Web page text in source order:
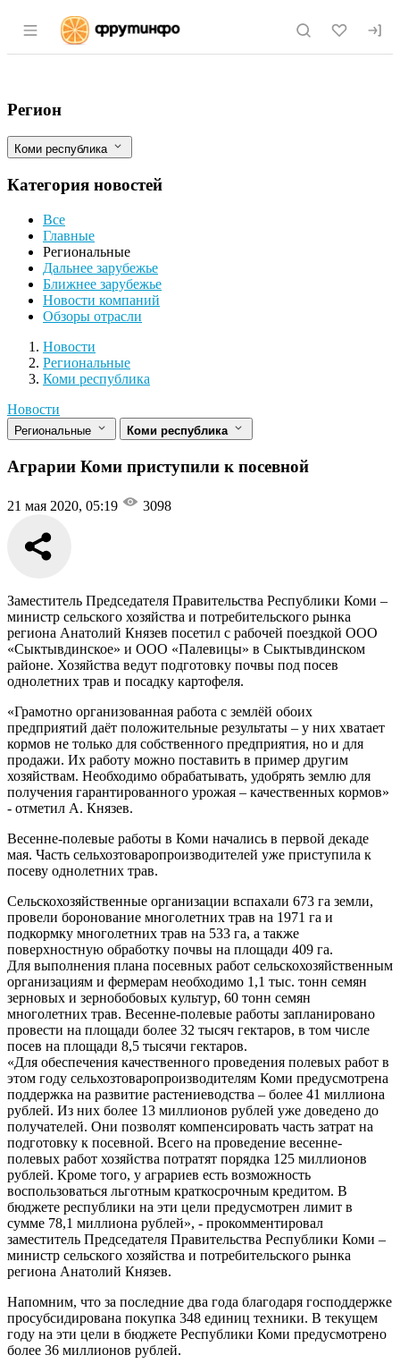
Раздел навигации по сайту fruitinfo.ru
Аграрии Коми приступили к посевной
Фильтры
Регион
Коми республика
Категория новостей
Все
Главные
Региональные
Дальнее зарубежье
Ближнее зарубежье
Новости компаний
Обзоры отрасли
Новости
Разделы
Новости
Региональные
Коми республика
Новости
Региональные Коми республика
Аграрии Коми приступили к посевной
21 мая 2020, 05:19 3098
Заместитель Председателя Правительства Республики Коми –
министр сельского хозяйства и потребительского рынка
региона Анатолий Князев посетил с рабочей поездкой ООО
«Сыктывдинское» и ООО «Палевицы» в Сыктывдинском
районе. Хозяйства ведут подготовку почвы под посев
однолетних трав и посадку картофеля.
«Грамотно организованная работа с землёй обоих
предприятий даёт положительные результаты – у них хватает
кормов не только для собственного предприятия, но и для
продажи. Их работу можно поставить в пример другим
хозяйствам. Необходимо обрабатывать, удобрять землю для
получения гарантированного урожая – качественных кормов»
- отметил А. Князев.
Весенне-полевые работы в Коми начались в первой декаде
мая. Часть сельхозтоваропроизводителей уже приступила к
посеву однолетних трав.
Сельскохозяйственные организации вспахали 673 га земли,
провели боронование многолетних трав на 1971 га и
подкормку многолетних трав на 533 га, а также
поверхностную обработку почвы на площади 409 га.
Для выполнения плана посевных работ сельскохозяйственным
организациям и фермерам необходимо 1,1 тыс. тонн семян
зерновых и зернобобовых культур, 60 тонн семян
многолетних трав. Весенне-полевые работы запланировано
провести на площади более 32 тысяч гектаров, в том числе
посев на площади 8,5 тысячи гектаров.
«Для обеспечения качественного проведения полевых работ в
этом году сельхозтоваропроизводителям Коми предусмотрена
поддержка на развитие растениеводства – более 41 миллиона
рублей. Из них более 13 миллионов рублей уже доведено до
получателей. Они позволят компенсировать часть затрат на
подготовку к посевной. Всего на проведение весенне-
полевых работ хозяйства потратят порядка 125 миллионов
рублей. Кроме того, у аграриев есть возможность
воспользоваться льготным краткосрочным кредитом. В
бюджете республики на эти цели предусмотрен лимит в
сумме 78,1 миллиона рублей», - прокомментировал
заместитель Председателя Правительства Республики Коми –
министр сельского хозяйства и потребительского рынка
региона Анатолий Князев.
Напомним, что за последние два года благодаря господдержке
просубсидирована покупка 348 единиц техники. В текущем
году на эти цели в бюджете Республики Коми предусмотрено
более 36 миллионов рублей.